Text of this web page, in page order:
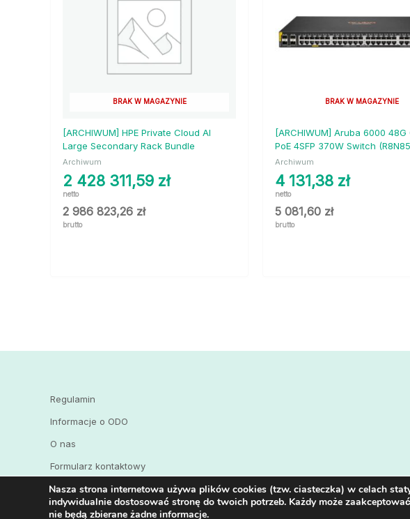
BRAK W MAGAZYNIE
[ARCHIWUM] HPE Private Cloud AI
Large Secondary Rack Bundle
Archiwum
2 428 311,59 zł
netto
2 986 823,26 zł
brutto
BRAK W MAGAZYNIE
[ARCHIWUM] Aruba 6000 48G
PoE 4SFP 370W Switch
Archiwum
4 131,38 zł
netto
5 081,60 zł
brutto
Regulamin
Informacje o ODO
O nas
Formularz kontaktowy
Nasza strona internetowa używa plików cookies (tzw. ciasteczka) w celach
indywidualnie dostosować stronę do twoich potrzeb. Każdy może
nie będą zbierane żadne informacje.